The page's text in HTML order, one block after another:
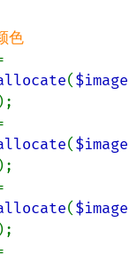
($image
($image
($image